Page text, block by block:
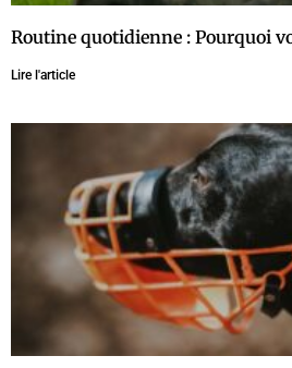
Routine quotidienne : Pourquoi
Lire l'article